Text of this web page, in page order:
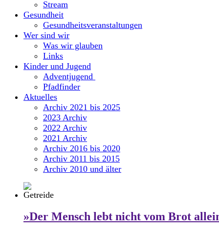
Stream
Gesundheit
Gesundheitsveranstaltungen
Wer sind wir
Was wir glauben
Links
Kinder und Jugend
Adventjugend
Pfadfinder
Aktuelles
Archiv 2021 bis 2025
2023 Archiv
2022 Archiv
2021 Archiv
Archiv 2016 bis 2020
Archiv 2011 bis 2015
Archiv 2010 und älter
»Der Mensch lebt nicht vom Brot